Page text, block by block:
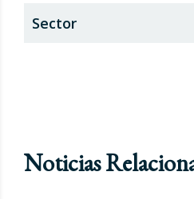
Sector
Noticias